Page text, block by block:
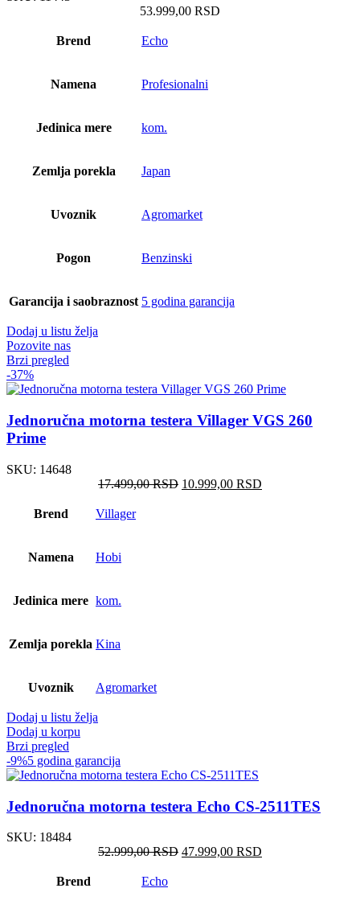
53.999,00 RSD
Brend Echo
Namena Profesionalni
Jedinica mere kom.
Zemlja porekla Japan
Uvoznik Agromarket
Pogon Benzinski
Garancija i saobraznost 5 godina garancija
Dodaj u listu želja
Pozovite nas
Brzi pregled
-37%
Jednoručna motorna testera Villager VGS 260
Prime
SKU: 14648
17.499,00RSD Оригинална
10.999,00 RSD
Brend Villager
Namena Hobi
Jedinica mere kom.
Zemlja porekla Kina
Uvoznik Agromarket
Dodaj u listu želja
Dodaj u korpu
Brzi pregled
-9%5 godina garancija
Jednoručna motorna testera Echo CS-2511TES
SKU: 18484
52.999,00RSD Оригинална
47.999,00 RSD
Brend Echo